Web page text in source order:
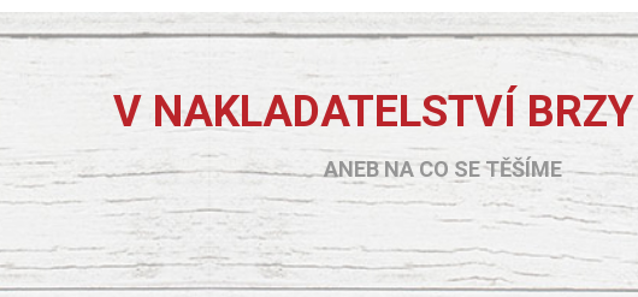
V NAKLADATELSTVÍ
ANEB NA CO SE TĚŠÍME